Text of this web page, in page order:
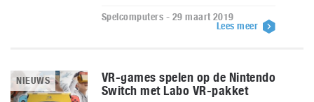
Spelcomputers - 29 maart 2019
Lees meer
NIEUWS
VR-games spelen op de Nintendo
Switch met Labo VR-pakket